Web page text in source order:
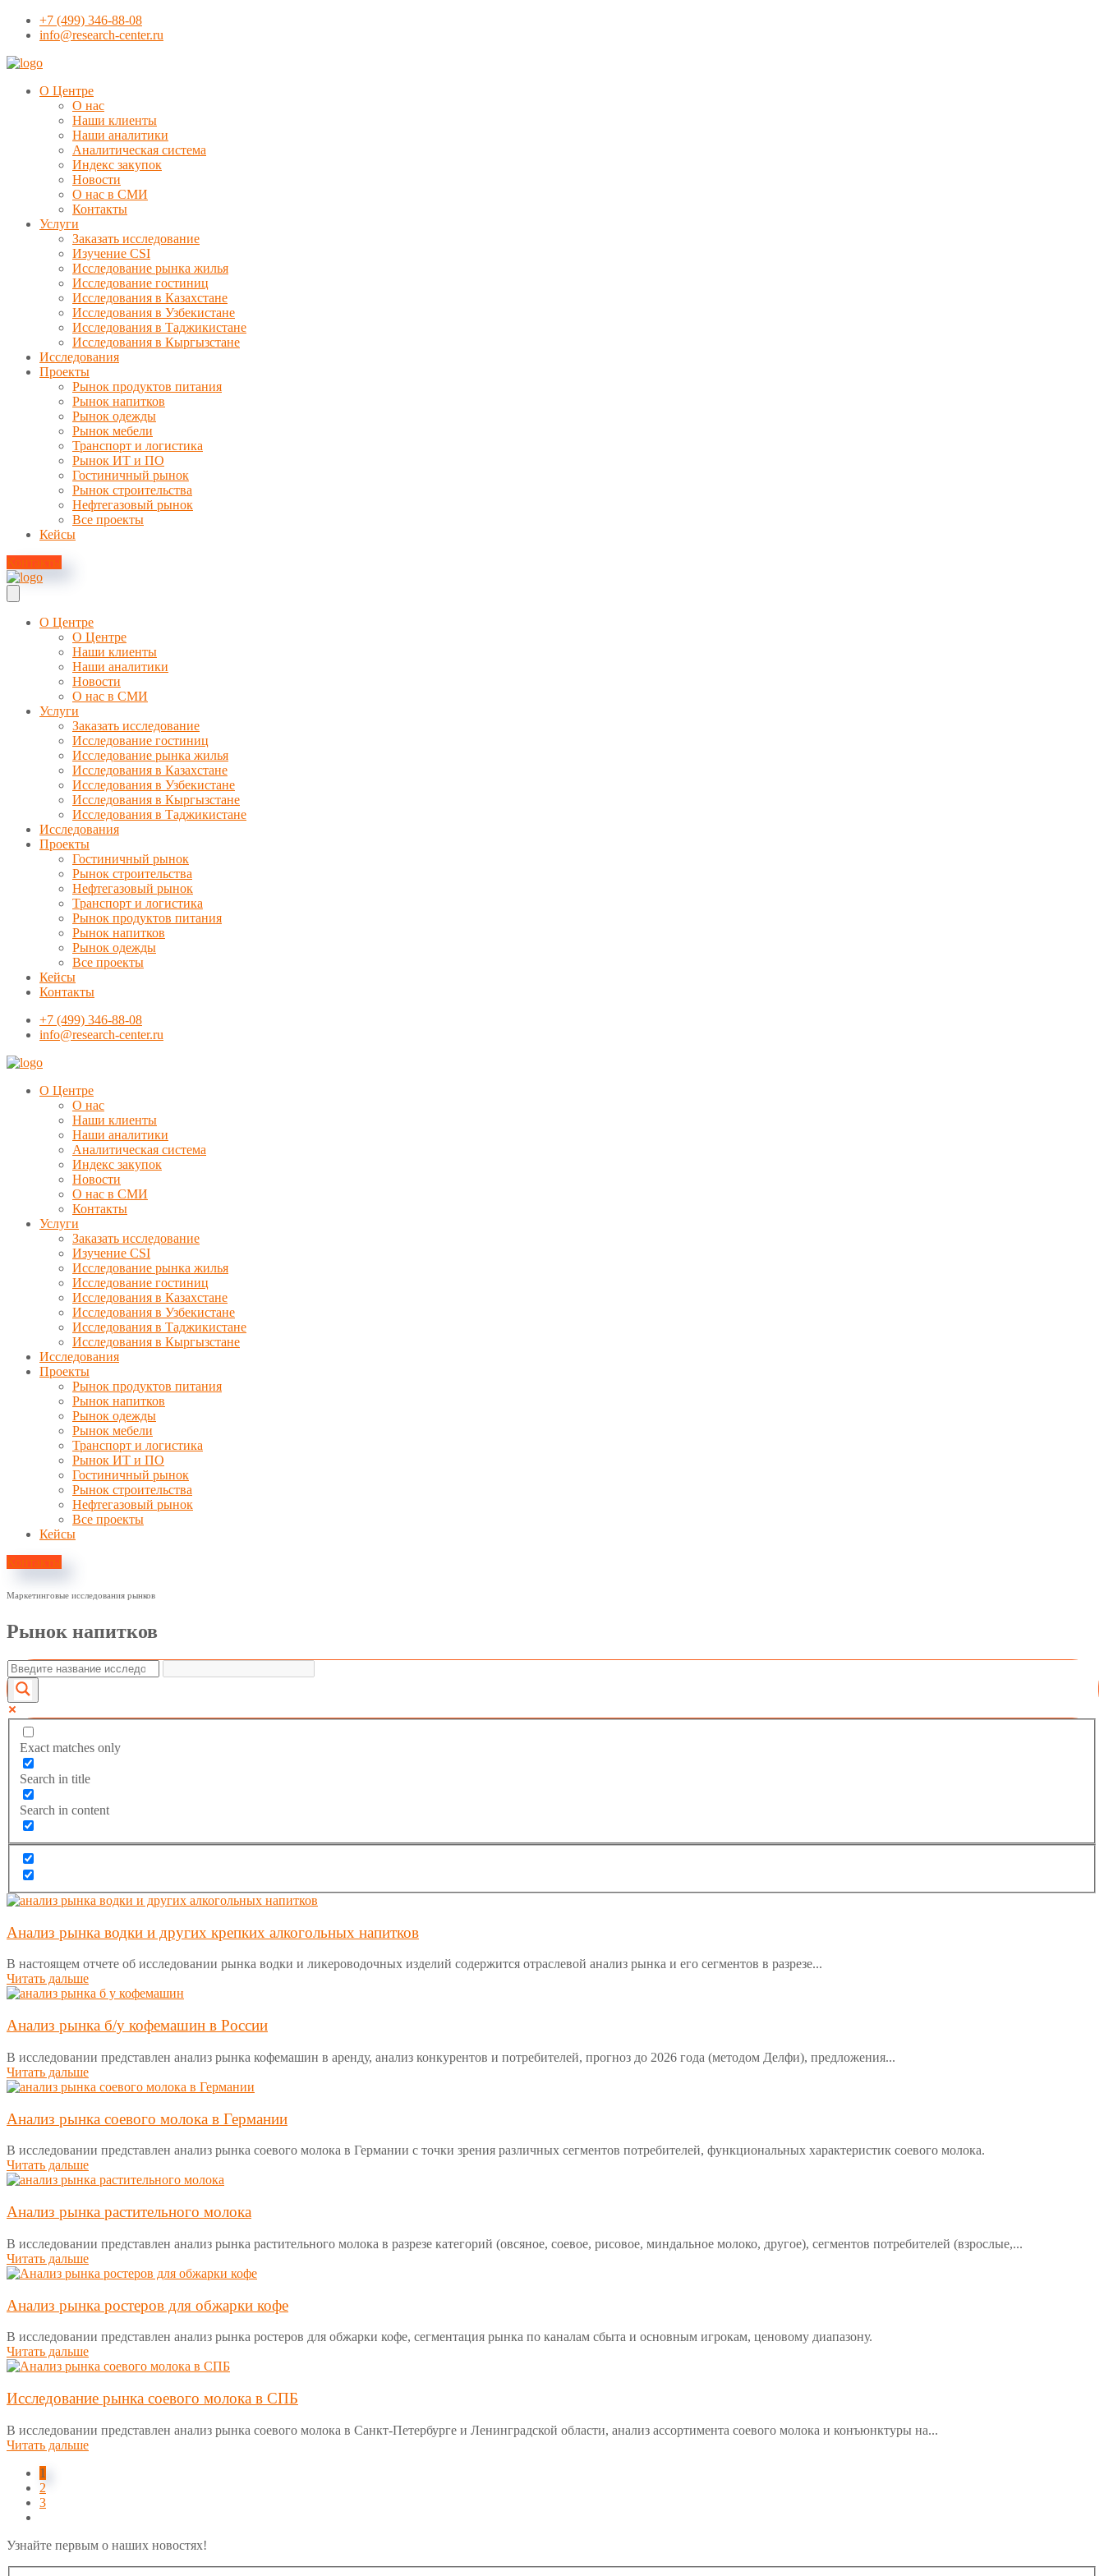
+7 (499) 346-88-08
info@research-center.ru
О Центре
О нас
Наши клиенты
Наши аналитики
Аналитическая система
Индекс закупок
Новости
О нас в СМИ
Контакты
Услуги
Заказать исследование
Изучение CSI
Исследование рынка жилья
Исследование гостиниц
Исследования в Казахстане
Исследования в Узбекистане
Исследования в Таджикистане
Исследования в Кыргызстане
Исследования
Проекты
Рынок продуктов питания
Рынок напитков
Рынок одежды
Рынок мебели
Транспорт и логистика
Рынок ИТ и ПО
Гостиничный рынок
Рынок строительства
Нефтегазовый рынок
Все проекты
Кейсы
Контакты
О Центре
О Центре
Наши клиенты
Наши аналитики
Новости
О нас в СМИ
Услуги
Заказать исследование
Исследование гостиниц
Исследование рынка жилья
Исследования в Казахстане
Исследования в Узбекистане
Исследования в Кыргызстане
Исследования в Таджикистане
Исследования
Проекты
Гостиничный рынок
Рынок строительства
Нефтегазовый рынок
Транспорт и логистика
Рынок продуктов питания
Рынок напитков
Рынок одежды
Все проекты
Кейсы
Контакты
+7 (499) 346-88-08
info@research-center.ru
О Центре
О нас
Наши клиенты
Наши аналитики
Аналитическая система
Индекс закупок
Новости
О нас в СМИ
Контакты
Услуги
Заказать исследование
Изучение CSI
Исследование рынка жилья
Исследование гостиниц
Исследования в Казахстане
Исследования в Узбекистане
Исследования в Таджикистане
Исследования в Кыргызстане
Исследования
Проекты
Рынок продуктов питания
Рынок напитков
Рынок одежды
Рынок мебели
Транспорт и логистика
Рынок ИТ и ПО
Гостиничный рынок
Рынок строительства
Нефтегазовый рынок
Все проекты
Кейсы
Контакты
Маркетинговые исследования рынков
Рынок напитков
Exact matches only
Search in title
Search in content
Анализ рынка водки и других крепких алкогольных напитков
В настоящем отчете об исследовании рынка водки и ликероводочных изделий содержится отраслевой анализ рынка и его сегментов в разрезе...
Читать дальше
Анализ рынка б/у кофемашин в России
В исследовании представлен анализ рынка кофемашин в аренду, анализ конкурентов и потребителей, прогноз до 2026 года (методом Делфи), предложения...
Читать дальше
Анализ рынка соевого молока в Германии
В исследовании представлен анализ рынка соевого молока в Германии с точки зрения различных сегментов потребителей, функциональных характеристик соевого молока.
Читать дальше
Анализ рынка растительного молока
В исследовании представлен анализ рынка растительного молока в разрезе категорий (овсяное, соевое, рисовое, миндальное молоко, другое), сегментов потребителей (взрослые,...
Читать дальше
Анализ рынка ростеров для обжарки кофе
В исследовании представлен анализ рынка ростеров для обжарки кофе, сегментация рынка по каналам сбыта и основным игрокам, ценовому диапазону.
Читать дальше
Исследование рынка соевого молока в СПБ
В исследовании представлен анализ рынка соевого молока в Санкт-Петербурге и Ленинградской области, анализ ассортимента соевого молока и конъюнктуры на...
Читать дальше
1
2
3
Узнайте первым о наших новостях!